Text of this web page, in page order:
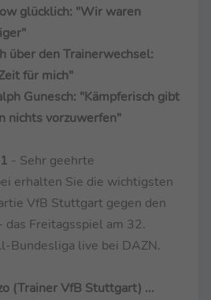
glücklich: "Wir waren
über den Trainerwechsel:
für mich"
Gunesch: "Kämpferisch gibt
nichts vorzuwerfen"
- Sehr geehrte
erhalten Sie die wichtigsten
VfB Stuttgart gegen den
das Freitagsspiel am 32.
Bundesliga live bei DAZN.
(Trainer VfB Stuttgart) ...